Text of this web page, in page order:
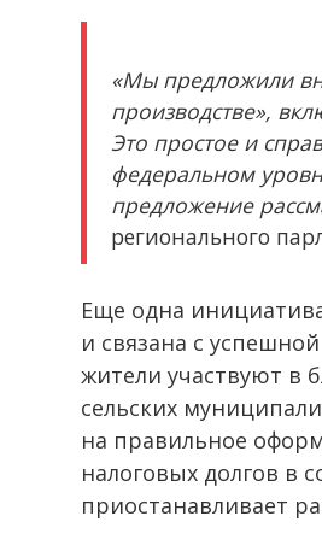
«Мы предложили
производстве»,
Это простое и
федеральном
предложение
регионального
Еще одна
и связана с
жители участвуют в
сельских
на правильное
налоговых долгов в
приостанавливает